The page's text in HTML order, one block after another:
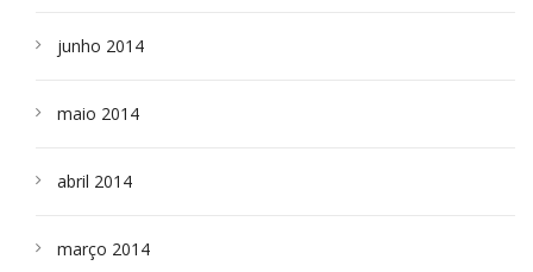
junho 2014
maio 2014
abril 2014
março 2014